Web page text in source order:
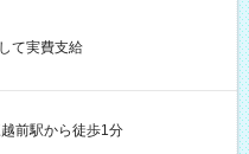
て実費支給
前駅から徒歩1分